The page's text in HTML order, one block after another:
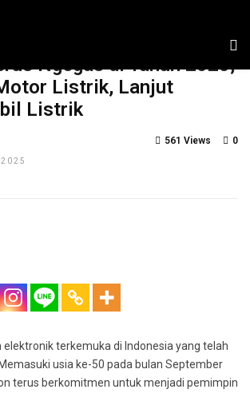
Ngegas di Tahun 2025,
Listrik, Lanjut
Listrik
0
561 Views
elektronik terkemuka di Indonesia yang telah
usia ke-50 pada bulan September
terus berkomitmen untuk menjadi pemimpin